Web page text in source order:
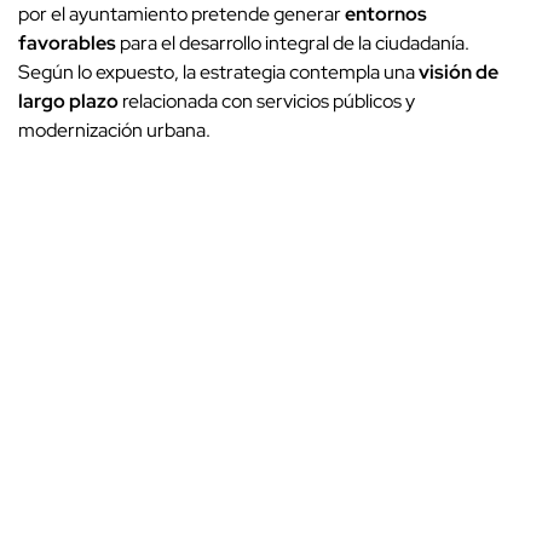
por el ayuntamiento pretende generarentornos
favorablespara el desarrollo integral de la ciudadanía.
Según lo expuesto, la estrategia contempla unavisión de
largo plazorelacionada con servicios públicos y
modernización urbana.